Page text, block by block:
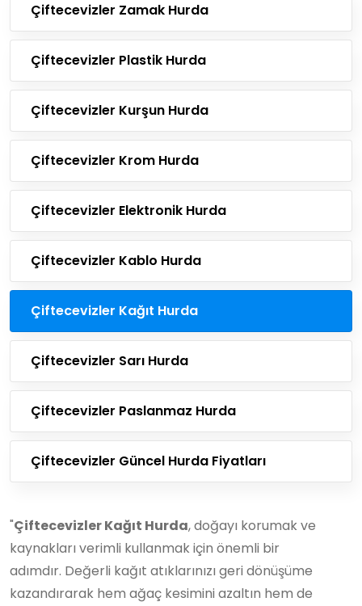
Çiftecevizler Zamak Hurda
Çiftecevizler Plastik Hurda
Çiftecevizler Kurşun Hurda
Çiftecevizler Krom Hurda
Çiftecevizler Elektronik Hurda
Çiftecevizler Kablo Hurda
Çiftecevizler Kağıt Hurda
Çiftecevizler Sarı Hurda
Çiftecevizler Paslanmaz Hurda
Çiftecevizler Güncel Hurda Fiyatları
"Çiftecevizler Kağıt Hurda, doğayı korumak ve
kaynakları verimli kullanmak için önemli bir
adımdır. Değerli kağıt atıklarınızı geri dönüşüme
kazandırarak hem ağaç kesimini azaltın hem de